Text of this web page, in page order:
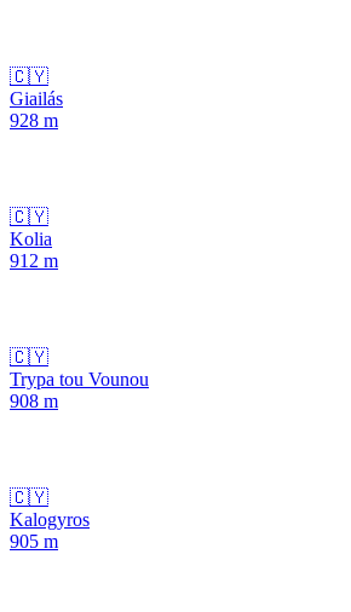
🇨🇾
Giailás
928 m
🇨🇾
Kolia
912 m
🇨🇾
Trypa tou Vounou
908 m
🇨🇾
Kalogyros
905 m